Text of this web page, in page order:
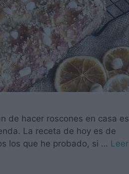
de hacer roscones en casa es
La receta de hoy es de
los que he probado, si … Leer